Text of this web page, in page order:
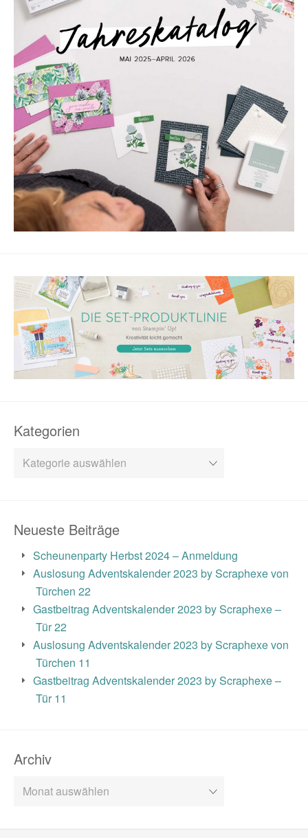
Kategorien
Kategorien
Neueste Beiträge
Scheunenparty Herbst 2024 – Anmeldung
Auslosung Adventskalender 2023 by Scraphexe von
Türchen 22
Gastbeitrag Adventskalender 2023 by Scraphexe –
Tür 22
Auslosung Adventskalender 2023 by Scraphexe von
Türchen 11
Gastbeitrag Adventskalender 2023 by Scraphexe –
Tür 11
Archiv
Archiv